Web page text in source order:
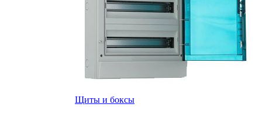
Щиты и боксы